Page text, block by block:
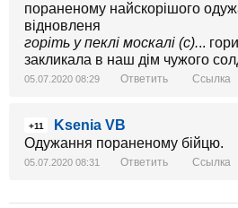
пораненому найскорішого
відновленя
горіть у пеклі москалі (с)...
закликала в наш дім чужого
05.07.2020 08:29 Ответить Ссылка
+11
Ksenia VB
Одужання пораненому бійцю.
05.07.2020 08:31 Ответить Ссылка